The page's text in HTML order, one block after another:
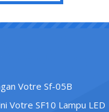
Votre Sf-05B
Votre SF10 Lampu LED